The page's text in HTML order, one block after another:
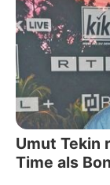
Umut Tekin
Time als